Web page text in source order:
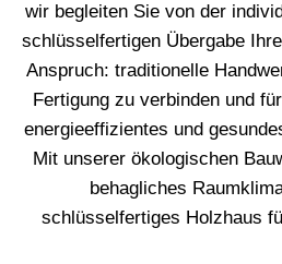
wir begleiten Sie von der
schlüsselfertigen Übergabe
Anspruch: traditionelle
Fertigung zu verbinden und
energieeffizientes und
Mit unserer ökologischen
behagliches
schlüsselfertiges Holzhaus